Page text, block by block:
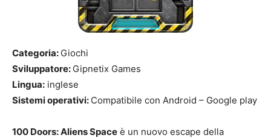
Categoria: Giochi
Sviluppatore: Gipnetix Games
Lingua: inglese
Sistemi operativi: Compatibile con Android – Google play
100 Doors: Aliens Space è un nuovo escape della